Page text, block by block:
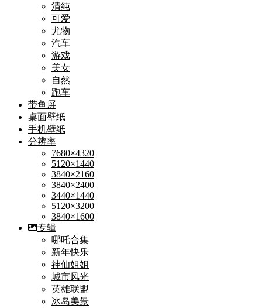
清纯
可爱
尤物
汽车
游戏
美女
自然
跑车
带鱼屏
桌面壁纸
手机壁纸
分辨率
7680×4320
5120×1440
3840×2160
3840×2400
3440×1440
5120×3200
3840×1600
专辑
哪吒合集
新年快乐
神仙姐姐
城市风光
英雄联盟
冰岛美景